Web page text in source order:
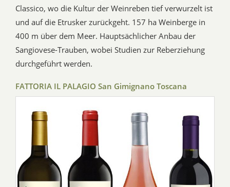
Classico, wo die Kultur der Weinreben tief verwurzelt ist
und auf die Etrusker zurückgeht. 157 ha Weinberge in
400 m über dem Meer. Hauptsächlicher Anbau der
Sangiovese-Trauben, wobei Studien zur Reberziehung
durchgeführt werden.
FATTORIA IL PALAGIO San Gimignano Toscana